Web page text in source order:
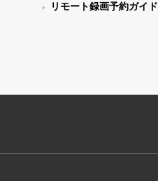
リモート録画予約ガイド